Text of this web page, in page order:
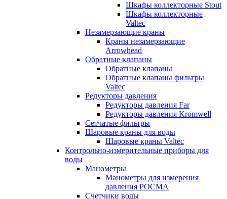
Шкафы коллекторные Stout
Шкафы коллекторные
Valtec
Незамерзающие краны
Краны незамерзающие
Arrowhead
Обратные клапаны
Обратные клапаны
Обратные клапаны фильтры
Valtec
Редукторы давления
Редукторы давления Far
Редукторы давления Kromwell
Сетчатые фильтры
Шаровые краны для воды
Шаровые краны Valtec
Контрольно-измерительные приборы для
воды
Манометры
Манометры для измерения
давления РОСМА
Счетчики воды